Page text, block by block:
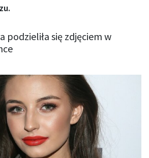
podzieliła się zdjęciem w